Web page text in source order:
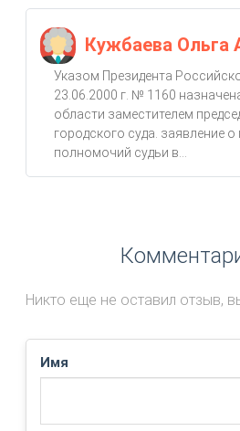
Кужбаева Ольга
Указом Президента
23.06.2000 г. № 1160
области заместителем
городского суда. заявление
полномочий судьи в...
Никто еще не оставил отзыв,
Имя